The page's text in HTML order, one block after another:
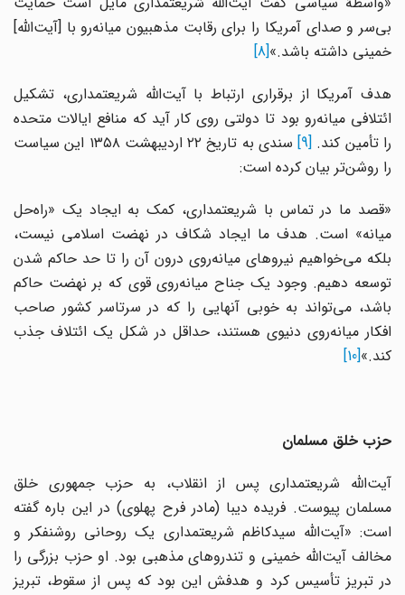
بی‌سر و صدای آمریکا را برای رقابت مذهبیون میانه‌رو با [آیت‌الله]
خمینی داشته باشد.»[8]
هدف آمریکا از برقراری ارتباط با آیت‌الله شریعتمداری، تشکیل
ائتلافی میانه‌رو بود تا دولتی روی کار آید که منافع ایالات متحده
را تأمین کند.[9]
سندی به تاریخ ۲۲ اردیبهشت ۱۳۵۸ این سیاست
را روشن‌تر بیان کرده است:
«قصد ما در تماس با شریعتمداری، کمک به ایجاد یک «راه‌حل
میانه» است. هدف ما ایجاد شکاف در نهضت اسلامی نیست،
بلکه می‌خواهیم نیروهای میانه‌روی درون آن را تا حد حاکم شدن
توسعه دهیم. وجود یک جناح میانه‌روی قوی که بر نهضت حاکم
باشد، می‌تواند به خوبی آنهایی را که در سرتاسر کشور صاحب
افکار میانه‌روی دنیوی هستند، حداقل در شکل یک ائتلاف جذب
کند.»[10]
حزب خلق مسلمان
آیت‌الله شریعتمداری پس از انقلاب، به حزب جمهوری خلق
مسلمان پیوست. فریده دیبا (مادر فرح پهلوی) در این باره گفته
است: «آیت‌الله سیدکاظم شریعتمداری یک روحانی روشنفکر و
مخالف آیت‌الله خمینی و تندروهای مذهبی بود. او حزب بزرگی را
در تبریز تأسیس کرد و هدفش این بود که پس از سقوط، تبریز